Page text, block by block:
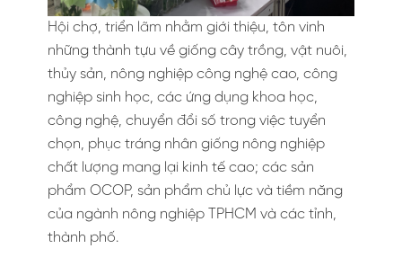
Hội chợ, triển lãm nhằm giới thiệu, tôn vinh
những thành tựu về giống cây trồng, vật nuôi,
thủy sản, nông nghiệp công nghệ cao, công
nghiệp sinh học, các ứng dụng khoa học,
công nghệ, chuyển đổi số trong việc tuyển
chọn, phục tráng nhân giống nông nghiệp
chất lượng mang lại kinh tế cao; các sản
phẩm OCOP, sản phẩm chủ lực và tiềm năng
của ngành nông nghiệp TPHCM và các tỉnh,
thành phố.